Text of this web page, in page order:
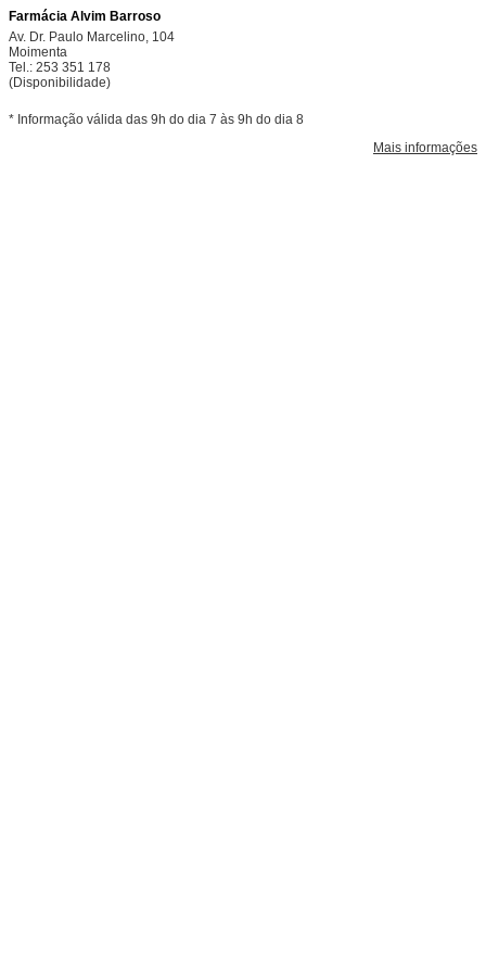
Farmácia Alvim Barroso
Av. Dr. Paulo Marcelino, 104
Moimenta
Tel.: 253 351 178
(Disponibilidade)
* Informação válida das 9h do dia 7 às 9h do dia 8
Mais informações